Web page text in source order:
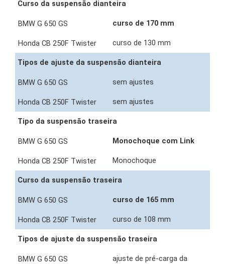
Curso da suspensão dianteira
curso de 170 mm
curso de 130 mm
Tipos de ajuste da suspensão dianteira
sem ajustes
sem ajustes
Tipo da suspensão traseira
Monochoque com Link
Monochoque
Curso da suspensão traseira
curso de 165 mm
curso de 108 mm
Tipos de ajuste da suspensão traseira
ajuste de pré-carga da